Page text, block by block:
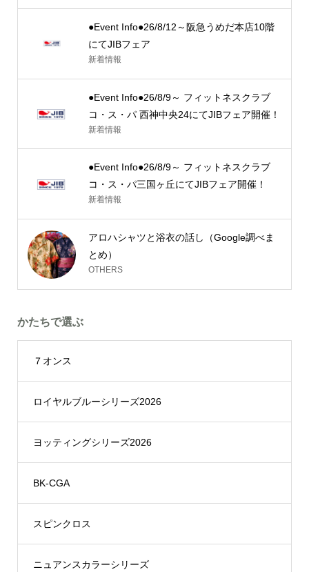
●Event Info●26/8/12～阪急うめだ本店10階
にてJIBフェア
新着情報
●Event Info●26/8/9～ フィットネスクラブ
コ・ス・パ 西神中央24にてJIBフェア開催！
新着情報
●Event Info●26/8/9～ フィットネスクラブ
コ・ス・パ三国ヶ丘にてJIBフェア開催！
新着情報
アロハシャツと浴衣の話し（Google調べま
とめ）
OTHERS
かたちで選ぶ
７オンス
ロイヤルブルーシリーズ2026
ヨッティングシリーズ2026
BK-CGA
スピンクロス
ニュアンスカラーシリーズ